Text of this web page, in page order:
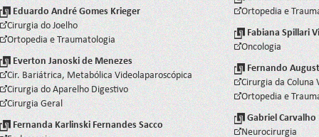
Eduardo André Gomes Krieger
Cirurgia do Joelho
Ortopedia e Traumatologia
Everton Janoski de Menezes
Cir. Bariátrica, Metabólica Videolaparoscópica
Cirurgia do Aparelho Digestivo
Cirurgia Geral
Fernanda Karlinski Fernandes Sacco
Ortopedia e
Fabiana Spillari
Oncologia
Fernando
Cirurgia da Coluna
Ortopedia e
Gabriel Carvalho
Neurocirurgia